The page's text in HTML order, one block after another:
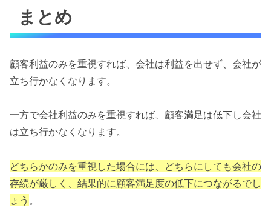
まとめ
顧客利益のみを重視すれば、会社は利益を出せず、会社が
立ち行かなくなります。
一方で会社利益のみを重視すれば、顧客満足は低下し会社
は立ち行かなくなります。
どちらかのみを重視した場合には、どちらにしても会社の
存続が厳しく、結果的に顧客満足度の低下につながるでし
ょう 。